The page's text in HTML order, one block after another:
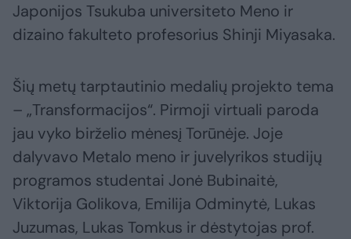
Japonijos Tsukuba universiteto Meno ir
dizaino fakulteto profesorius Shinji Miyasaka.
Šių metų tarptautinio medalių projekto tema
– „Transformacijos“. Pirmoji virtuali paroda
jau vyko birželio mėnesį Torūnėje. Joje
dalyvavo Metalo meno ir juvelyrikos studijų
programos studentai Jonė Bubinaitė,
Viktorija Golikova, Emilija Odminytė, Lukas
Juzumas, Lukas Tomkus ir dėstytojas prof.